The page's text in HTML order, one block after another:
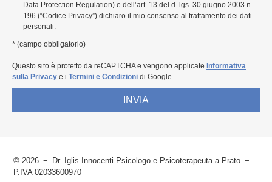
Data Protection Regulation) e dell’art. 13 del d. lgs. 30 giugno 2003 n.
196 (“Codice Privacy”) dichiaro il mio consenso al trattamento dei dati
personali.
* (campo obbligatorio)
Questo sito è protetto da reCAPTCHA e vengono applicate Informativa
sulla Privacy e i Termini e Condizioni di Google.
INVIA
© 2026
Dr. Iglis Innocenti Psicologo e Psicoterapeuta a Prato
P.IVA 02033600970